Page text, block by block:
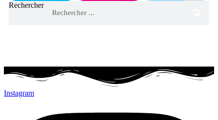
Rechercher
Instagram